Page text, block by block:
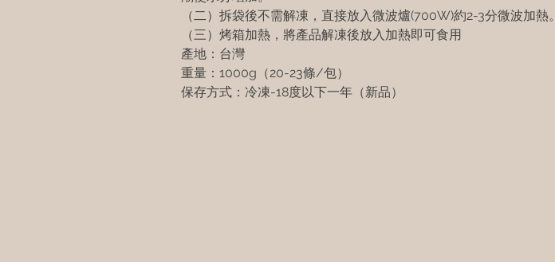
（二）拆袋後不需解凍，直接放入微波爐(700W)約2-3分微波加熱。
（三）烤箱加熱，將產品解凍後放入加熱即可食用
產地：台灣
重量：1000g（20-23條/包）
保存方式：冷凍-18度以下一年（新品）